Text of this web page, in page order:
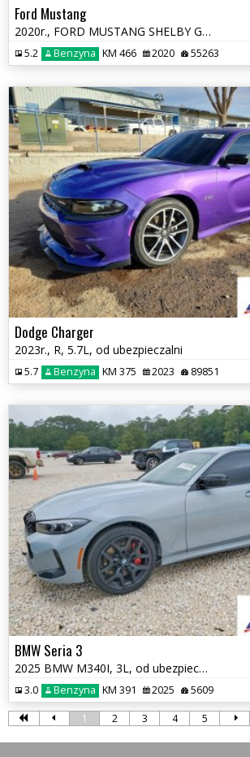
Ford Mustang
2020r., FORD MUSTANG SHELBY GT500, 5.2L, od ubezpieczalni
5.2 Benzyna KM 466 2020 55263
Dodge Charger
2023r., R, 5.7L, od ubezpieczalni
5.7 Benzyna KM 375 2023 89851
BMW Seria 3
2025 BMW M340I, 3L, od ubezpieczalni
3.0 Benzyna KM 391 2025 5609
1 2 3 4 5